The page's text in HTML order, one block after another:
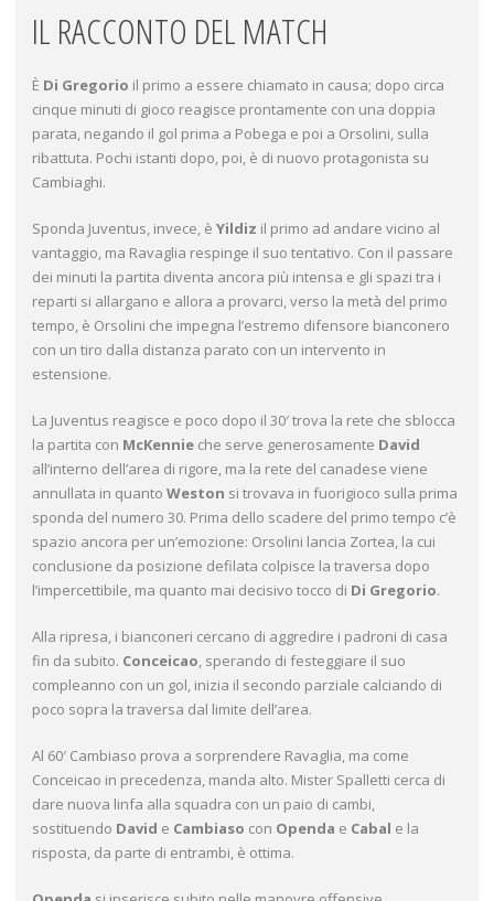
IL RACCONTO DEL MATCH
È Di Gregorio il primo a essere chiamato in causa; dopo circa
cinque minuti di gioco reagisce prontamente con una doppia
parata, negando il gol prima a Pobega e poi a Orsolini, sulla
ribattuta. Pochi istanti dopo, poi, è di nuovo protagonista su
Cambiaghi.
Sponda Juventus, invece, è Yildiz il primo ad andare vicino al
vantaggio, ma Ravaglia respinge il suo tentativo. Con il passare
dei minuti la partita diventa ancora più intensa e gli spazi tra i
reparti si allargano e allora a provarci, verso la metà del primo
tempo, è Orsolini che impegna l’estremo difensore bianconero
con un tiro dalla distanza parato con un intervento in
estensione.
La Juventus reagisce e poco dopo il 30′ trova la rete che sblocca
la partita con McKennie che serve generosamente David
all’interno dell’area di rigore, ma la rete del canadese viene
annullata in quanto Weston si trovava in fuorigioco sulla prima
sponda del numero 30. Prima dello scadere del primo tempo c’è
spazio ancora per un’emozione: Orsolini lancia Zortea, la cui
conclusione da posizione defilata colpisce la traversa dopo
l’impercettibile, ma quanto mai decisivo tocco di Di Gregorio.
Alla ripresa, i bianconeri cercano di aggredire i padroni di casa
fin da subito. Conceicao, sperando di festeggiare il suo
compleanno con un gol, inizia il secondo parziale calciando di
poco sopra la traversa dal limite dell’area.
Al 60′ Cambiaso prova a sorprendere Ravaglia, ma come
Conceicao in precedenza, manda alto. Mister Spalletti cerca di
dare nuova linfa alla squadra con un paio di cambi,
sostituendo David e Cambiaso con Openda e Cabal e la
risposta, da parte di entrambi, è ottima.